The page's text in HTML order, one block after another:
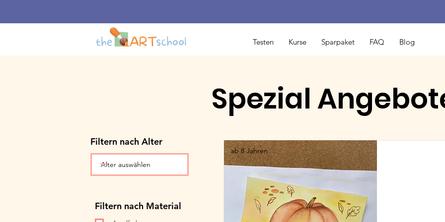
Testen Kurse Sparpaket FAQ Blog
Spezial
Filtern nach Alter
Filtern nach Material
ab 8 Jahren